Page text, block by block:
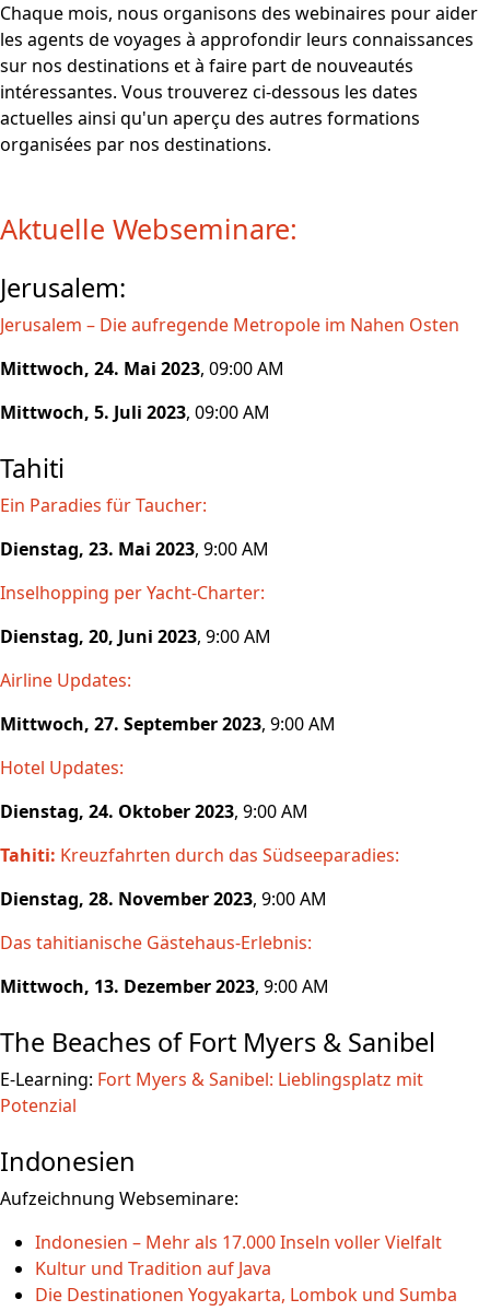
Chaque mois, nous organisons des webinaires pour aider
les agents de voyages à approfondir leurs connaissances
sur nos destinations et à faire part de nouveautés
intéressantes. Vous trouverez ci-dessous les dates
actuelles ainsi qu'un aperçu des autres formations
organisées par nos destinations.
Aktuelle Webseminare:
Jerusalem:
Jerusalem – Die aufregende Metropole im Nahen Osten
Mittwoch, 24. Mai 2023, 09:00 AM
Mittwoch, 5. Juli 2023, 09:00 AM
Tahiti
Ein Paradies für Taucher:
Dienstag, 23. Mai 2023, 9:00 AM
Inselhopping per Yacht-Charter:
Dienstag, 20, Juni 2023, 9:00 AM
Airline Updates:
Mittwoch, 27. September 2023, 9:00 AM
Hotel Updates:
Dienstag, 24. Oktober 2023, 9:00 AM
Tahiti: Kreuzfahrten durch das Südseeparadies:
Dienstag, 28. November 2023, 9:00 AM
Das tahitianische Gästehaus-Erlebnis:
Mittwoch, 13. Dezember 2023, 9:00 AM
The Beaches of Fort Myers & Sanibel
E-Learning: Fort Myers & Sanibel: Lieblingsplatz mit
Potenzial
Indonesien
Aufzeichnung Webseminare:
Indonesien – Mehr als 17.000 Inseln voller Vielfalt
Kultur und Tradition auf Java
Die Destinationen Yogyakarta, Lombok und Sumba